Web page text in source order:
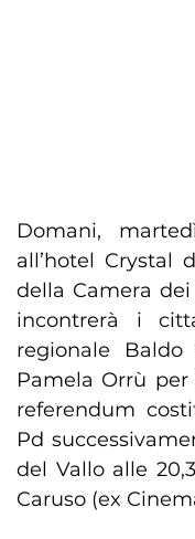
Domani,
all’hotel Crystal
della Camera
incontrerà i
regionale
Pamela Orrù
referendum
Pd
del Vallo alle
Caruso (ex